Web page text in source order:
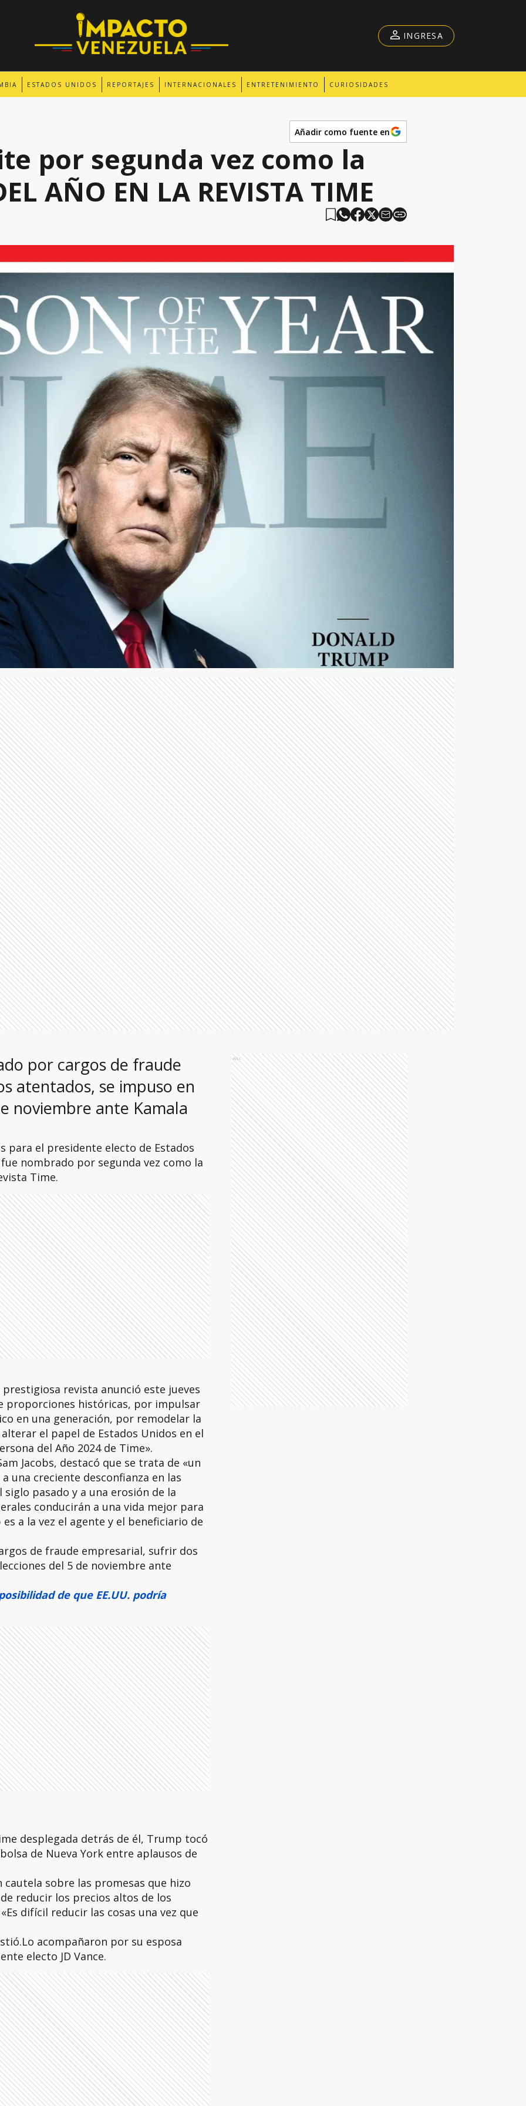
ESTADOS UNIDOS REPORTAJES INTERNACIONALES ENTRETENIMIENTO CURIOSIDADES
INGRESA
Añadir como fuente en
por segunda vez como la
AÑO EN LA REVISTA TIME
por cargos de fraude
atentados, se impuso en
noviembre ante Kamala
para el presidente electo de Estados
nombrado por segunda vez como la
Time.
revista anunció este jueves
proporciones históricas, por impulsar
en una generación, por remodelar la
el papel de Estados Unidos en el
del Año 2024 de Time».
Jacobs, destacó que se trata de «un
una creciente desconfianza en las
pasado y a una erosión de la
conducirán a una vida mejor para
a la vez el agente y el beneficiario de
de fraude empresarial, sufrir dos
del 5 de noviembre ante
de que EE.UU. podría
desplegada detrás de él, Trump tocó
de Nueva York entre aplausos de
sobre las promesas que hizo
reducir los precios altos de los
difícil reducir las cosas una vez que
acompañaron por su esposa
electo JD Vance.
Ads